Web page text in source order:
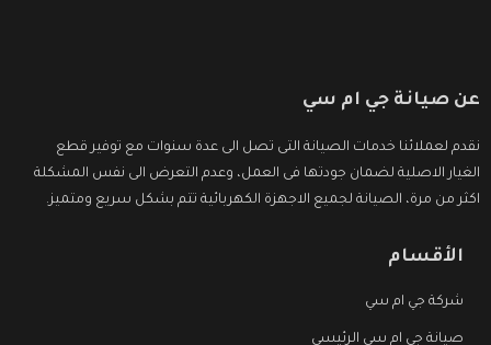
عن صيانة جي ام سي
نقدم لعملائنا خدمات الصيانة التى تصل الى عدة سنوات مع توفير قطع
الغيار الاصلية لضمان جودتها فى العمل، وعدم التعرض الى نفس المشكلة
اكثر من مرة، الصيانة لجميع الاجهزة الكهربائية تتم بشكل سريع ومتميز.
الأقسام
شركة جي ام سي
صيانة جي ام سي الرئيسي